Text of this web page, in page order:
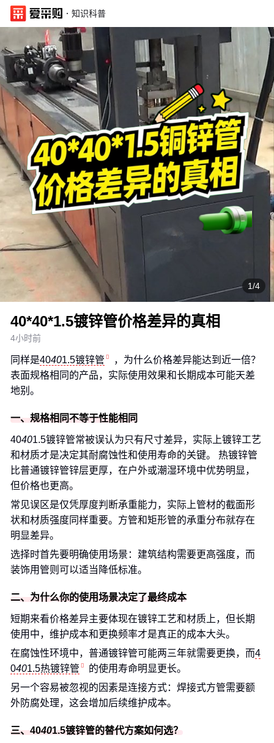
· 知识科普
1/4
40*40*1.5镀锌管价格差异的真相
4小时前
同样是40401.5镀锌管
，为什么价格差异能达到近一倍？
表面规格相同的产品，实际使用效果和长期成本可能天差
地别。
一、规格相同不等于性能相同
40401.5镀锌管常被误认为只有尺寸差异，实际上镀锌工艺
和材质才是决定其耐腐蚀性和使用寿命的关键。 热镀锌管
比普通镀锌管锌层更厚，在户外或潮湿环境中优势明显，
但价格也更高。
常见误区是仅凭厚度判断承重能力，实际上管材的截面形
状和材质强度同样重要。方管和矩形管的承重分布就存在
明显差异。
选择时首先要明确使用场景：建筑结构需要更高强度，而
装饰用管则可以适当降低标准。
二、为什么你的使用场景决定了最终成本
短期来看价格差异主要体现在镀锌工艺和材质上，但长期
使用中，维护成本和更换频率才是真正的成本大头。
在腐蚀性环境中，普通镀锌管可能两三年就需要更换，而4
0401.5热镀锌管
的使用寿命明显更长。
另一个容易被忽视的因素是连接方式：焊接式方管需要额
外防腐处理，这会增加后续维护成本。
三、40401.5镀锌管的替代方案如何选？